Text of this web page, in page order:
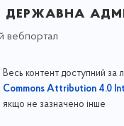
державна
вебпортал
Весь контент доступний за
Commons Attribution 4.0
якщо не зазначено інше